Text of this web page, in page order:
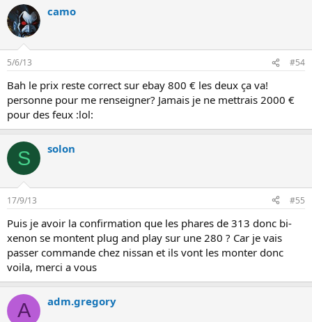
camo
5/6/13 #54
Bah le prix reste correct sur ebay 800 € les deux ça va!
personne pour me renseigner? Jamais je ne mettrais 2000 €
pour des feux :lol:
S solon
17/9/13 #55
Puis je avoir la confirmation que les phares de 313 donc bi-
xenon se montent plug and play sur une 280 ? Car je vais
passer commande chez nissan et ils vont les monter donc
voila, merci a vous
A adm.gregory